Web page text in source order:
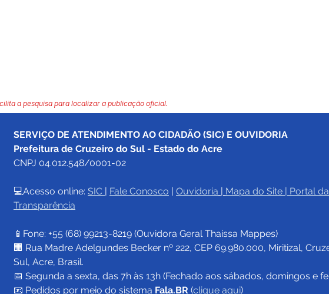
a pesquisa para localizar a publicação oficial.
SERVIÇO DE ATENDIMENTO AO CIDADÃO (SIC) E OUVIDORIA
Prefeitura de Cruzeiro do Sul - Estado do Acre
CNPJ 04.012.548/0001-02
💻Acesso online: SIC | Fale Conosco | Ouvidoria | Mapa do Site | Portal da
Transparência
📱Fone: +55 (68) 99213-8219 (Ouvidora Geral Thaissa Mappes)
🏢 Rua Madre Adelgundes Becker nº 222, CEP 69.980.000, Miritizal,
Sul, Acre, Brasil.
📅 Segunda a sexta, das 7h às 13h (Fechado aos sábados, domingos e
📧 Pedidos por meio do sistema Fala.BR (clique aqui)